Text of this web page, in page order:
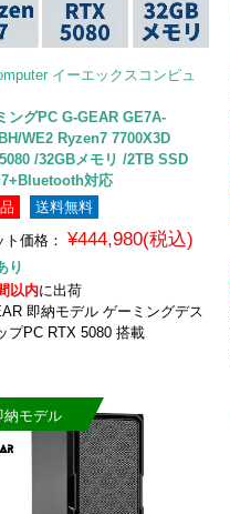
イーエックスコンピュ
ングPC G-GEAR GE7A-
WE2 Ryzen7 7700X3D
/32GBメモリ /2TB SSD
対応
送料無料
ト価格：
¥444,980(税込)
り
以内に出荷
即納モデル ゲーミングデス
プPC RTX 5080 搭載
納モデル